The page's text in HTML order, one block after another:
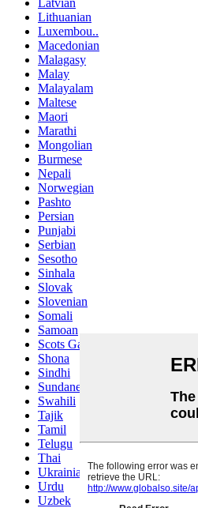
Latvian
Lithuanian
Luxembou..
Macedonian
Malagasy
Malay
Malayalam
Maltese
Maori
Marathi
Mongolian
Burmese
Nepali
Norwegian
Pashto
Persian
Punjabi
Serbian
Sesotho
Sinhala
Slovak
Slovenian
Somali
Samoan
Scots Gaelic
Shona
Sindhi
Sundanese
Swahili
Tajik
Tamil
Telugu
Thai
Ukrainian
Urdu
Uzbek